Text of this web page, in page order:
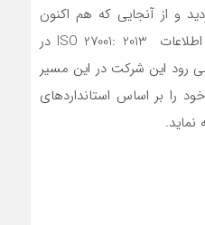
و از آنجایی که هم اکنون
نیز استاندارد مدیریت امنیت اطلاعات ISO 27001: 2013 در
رود این شرکت در این مسیر
را بر اساس استانداردهای
نماید.